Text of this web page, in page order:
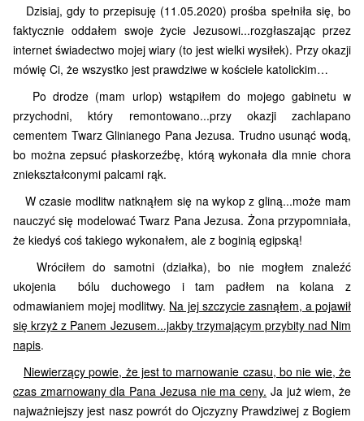
Dzisiaj, gdy to przepisuję (11.05.2020) prośba spełniła się, bo
faktycznie oddałem swoje życie Jezusowi...rozgłaszając przez
internet świadectwo mojej wiary (to jest wielki wysiłek). Przy okazji
mówię Ci, że wszystko jest prawdziwe w kościele katolickim…
Po drodze (mam urlop) wstąpiłem do mojego gabinetu w
przychodni, który remontowano...przy okazji zachlapano
cementem Twarz Glinianego Pana Jezusa. Trudno usunąć wodą,
bo można zepsuć płaskorzeźbę, którą wykonała dla mnie chora
zniekształconymi palcami rąk.
W czasie modlitw natknąłem się na wykop z gliną...może mam
nauczyć się modelować Twarz Pana Jezusa. Żona przypomniała,
że kiedyś coś takiego wykonałem, ale z boginią egipską!
Wróciłem do samotni (działka), bo nie mogłem znaleźć
ukojenia
bólu duchowego i tam padłem na kolana z
odmawianiem mojej modlitwy. Na jej szczycie zasnąłem, a pojawił
się krzyż z Panem Jezusem...jakby trzymającym przybity nad Nim
napis.
Niewierzący powie, że jest to marnowanie czasu, bo nie wie, że
czas zmarnowany dla Pana Jezusa nie ma ceny. Ja już wiem, że
najważniejszy jest nasz powrót do Ojczyzny Prawdziwej z Bogiem